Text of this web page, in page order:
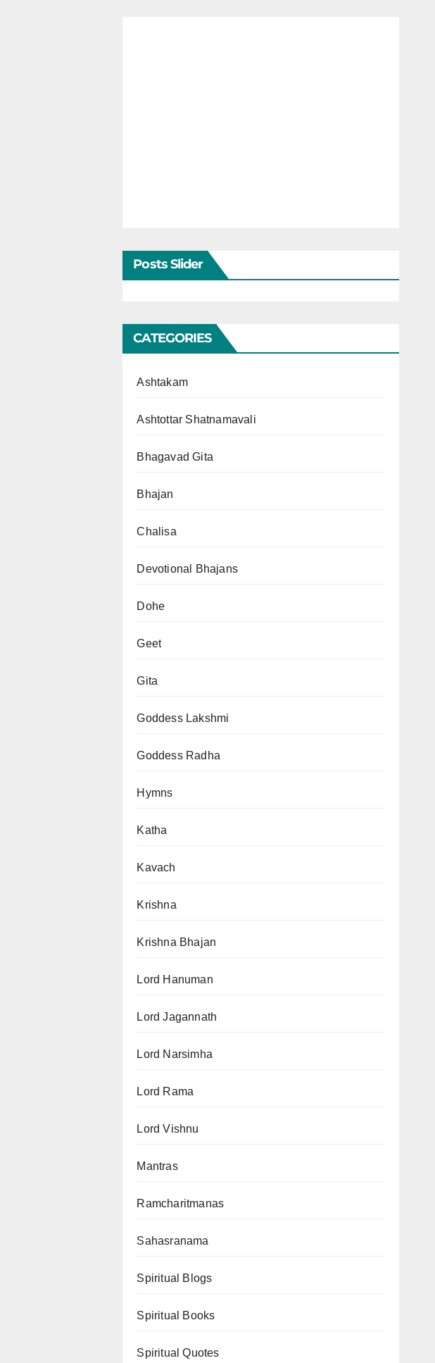
Posts Slider
CATEGORIES
Ashtakam
Ashtottar Shatnamavali
Bhagavad Gita
Bhajan
Chalisa
Devotional Bhajans
Dohe
Geet
Gita
Goddess Lakshmi
Goddess Radha
Hymns
Katha
Kavach
Krishna
Krishna Bhajan
Lord Hanuman
Lord Jagannath
Lord Narsimha
Lord Rama
Lord Vishnu
Mantras
Ramcharitmanas
Sahasranama
Spiritual Blogs
Spiritual Books
Spiritual Quotes